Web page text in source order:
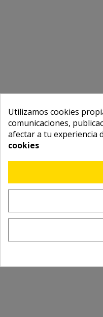
Utilizamos cookies
comunicaciones,
afectar a tu experiencia
cookies